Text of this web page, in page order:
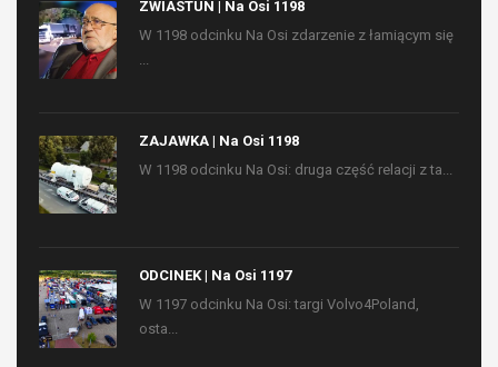
ZWIASTUN | Na Osi 1198
W 1198 odcinku Na Osi zdarzenie z łamiącym się
...
ZAJAWKA | Na Osi 1198
W 1198 odcinku Na Osi: druga część relacji z ta...
ODCINEK | Na Osi 1197
W 1197 odcinku Na Osi: targi Volvo4Poland,
osta...